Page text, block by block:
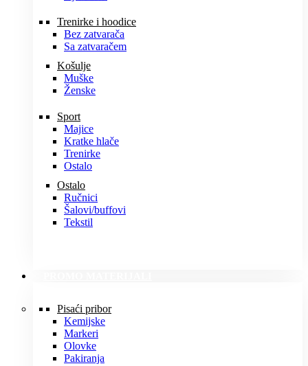
Trenirke i hoodice
Bez zatvarača
Sa zatvaračem
Košulje
Muške
Ženske
Sport
Majice
Kratke hlače
Trenirke
Ostalo
Ostalo
Ručnici
Šalovi/buffovi
Tekstil
Pisaći pribor
Kemijske
Markeri
Olovke
Pakiranja